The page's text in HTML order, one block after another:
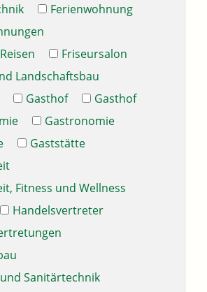
Ferienwohnung
Friseursalon
Landschaftsbau
Gasthof
Gasthof
Gastronomie
Gaststätte
Fitness und Wellness
Handelsvertreter
Sanitärtechnik